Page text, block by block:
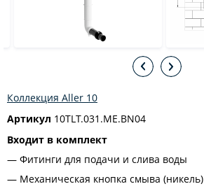
Коллекция Aller 10
Артикул 10TLT.031.ME.BN04
Входит в комплект
Фитинги для подачи и слива воды
Механическая кнопка смыва (никель)